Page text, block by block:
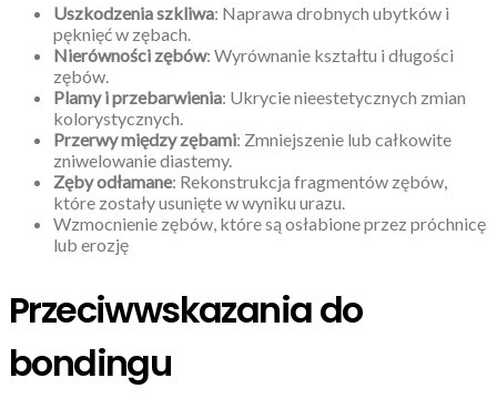
Uszkodzenia szkliwa: Naprawa drobnych ubytków i
pęknięć w zębach.
Nierówności zębów: Wyrównanie kształtu i długości
zębów.
Plamy i przebarwienia: Ukrycie nieestetycznych zmian
kolorystycznych.
Przerwy między zębami: Zmniejszenie lub całkowite
zniwelowanie diastemy.
Zęby odłamane: Rekonstrukcja fragmentów zębów,
które zostały usunięte w wyniku urazu.
Wzmocnienie zębów, które są osłabione przez próchnicę
lub erozję
Przeciwwskazania do
bondingu